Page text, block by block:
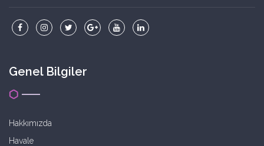
Genel Bilgiler
Hakkımızda
Havale